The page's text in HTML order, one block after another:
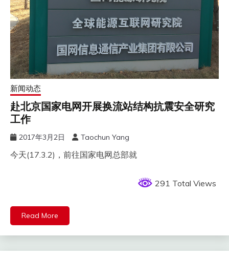
新闻动态
赴北京国家电网开展换流站结构抗震安全研究
工作
2017年3月2日 Taochun Yang
今天(17.3.2)，前往国家电网总部就
291 Total Views
Read More